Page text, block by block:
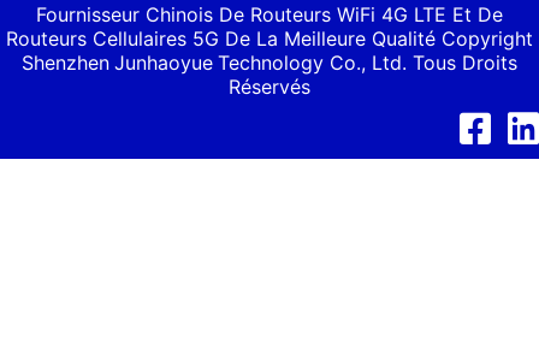
Fournisseur Chinois De Routeurs WiFi 4G LTE Et De
Routeurs Cellulaires 5G De La Meilleure Qualité Copyright
Shenzhen Junhaoyue Technology Co., Ltd. Tous Droits
Réservés
Facebook